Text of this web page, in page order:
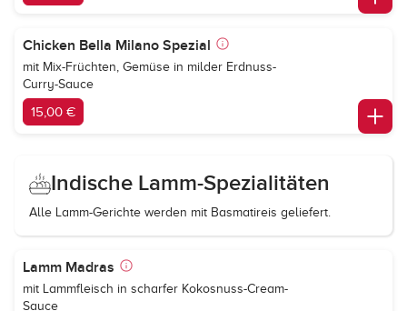
Chicken Bella Milano Spezial
mit Mix-Früchten, Gemüse in milder Erdnuss-
Curry-Sauce
15,00 €
Indische Lamm-Spezialitäten
Alle Lamm-Gerichte werden mit Basmatireis geliefert.
Lamm Madras
mit Lammfleisch in scharfer Kokosnuss-Cream-
Sauce